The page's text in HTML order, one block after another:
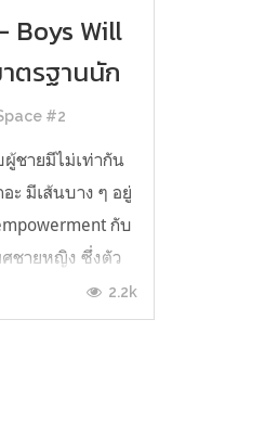
Boys Will
ตรฐานนัก
#2
ชายมีไม่เท่ากัน
ะ มีเส้นบาง ๆ อยู่
กับ
ศชายหญิง ซึ่งตัว
Nostalgia นี่ฟัง
อนฟังหลายเพลง
2.2k